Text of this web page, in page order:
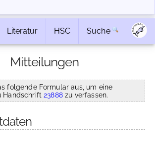
Literatur HSC Suche
Mitteilungen
folgende Formular aus, um eine
Handschrift23888zu verfassen.